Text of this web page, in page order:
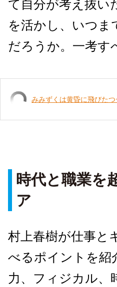
て自分が考え抜い
を活かし、いつま
だろうか。一考す
みみずくは黄昏に飛びた
時代と職業を
ア
村上春樹が仕事と
べるポイントを紹
力、フィジカル、